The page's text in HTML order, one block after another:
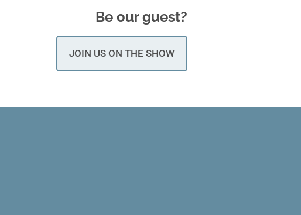
Be our guest?
JOIN US ON THE SHOW